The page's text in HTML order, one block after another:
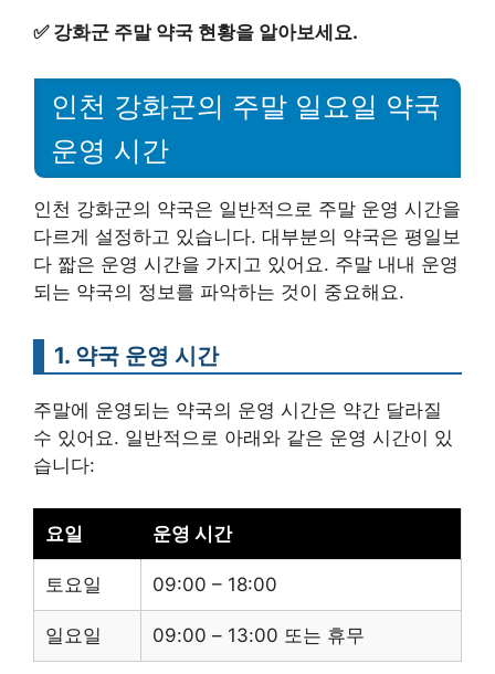
✅ 강화군 주말 약국 현황을 알아보세요.
인천 강화군의 주말 일요일 약국
운영 시간
인천 강화군의 약국은 일반적으로 주말 운영 시간을
다르게 설정하고 있습니다. 대부분의 약국은 평일보
다 짧은 운영 시간을 가지고 있어요. 주말 내내 운영
되는 약국의 정보를 파악하는 것이 중요해요.
1. 약국 운영 시간
주말에 운영되는 약국의 운영 시간은 약간 달라질
수 있어요. 일반적으로 아래와 같은 운영 시간이 있
습니다:
요일 운영 시간
토요일 09:00 – 18:00
일요일 09:00 – 13:00 또는 휴무